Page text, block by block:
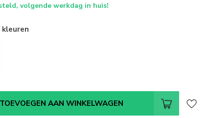
volgende werkdag in huis!
TOEVOEGEN AAN WINKELWAGEN